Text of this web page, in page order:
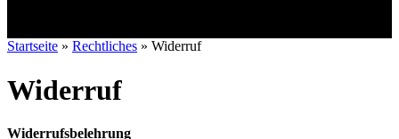
Startseite » Rechtliches » Widerruf
Widerruf
Widerrufsbelehrung